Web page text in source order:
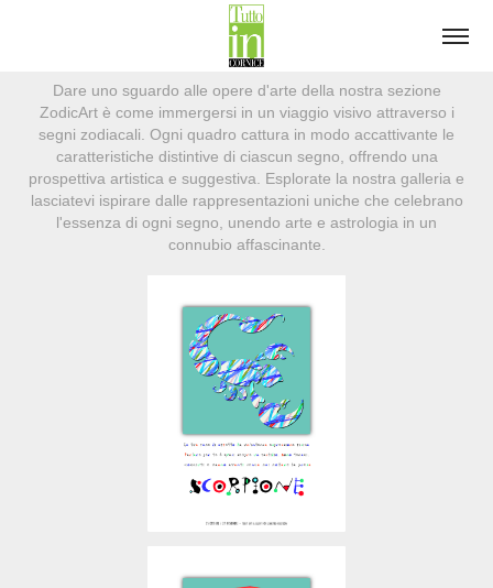
Dare uno sguardo alle opere d'arte della nostra sezione
ZodicArt è come immergersi in un viaggio visivo attraverso i
segni zodiacali. Ogni quadro cattura in modo accattivante le
caratteristiche distintive di ciascun segno, offrendo una
prospettiva artistica e suggestiva. Esplorate la nostra galleria e
lasciatevi ispirare dalle rappresentazioni uniche che celebrano
l'essenza di ogni segno, unendo arte e astrologia in un
connubio affascinante.